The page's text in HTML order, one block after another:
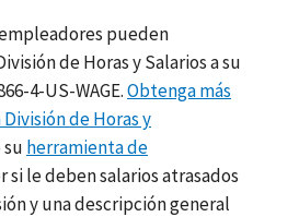
pueden
de Horas y Salarios a su
4-US-WAGE.Obtenga más
de Horas y
herramienta de
si le deben salarios atrasados
y una descripción general